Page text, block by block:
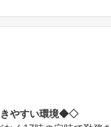
きやすい環境◆◇